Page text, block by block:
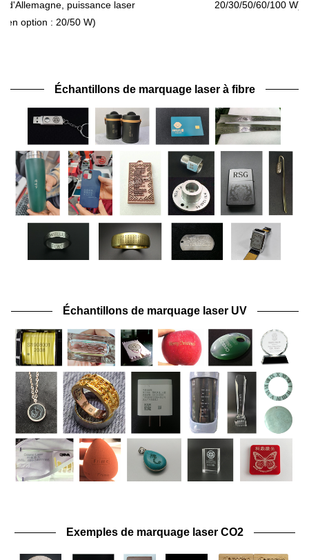
puissance laser
option : 20/50 W)
20/30/50/60/100 W)
Échantillons de marquage laser à fibre
Échantillons de marquage laser UV
Exemples de marquage laser CO2